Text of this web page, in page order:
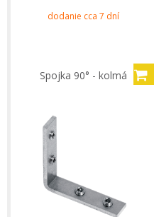
dodanie cca 7 dní
Spojka 90° - kolmá